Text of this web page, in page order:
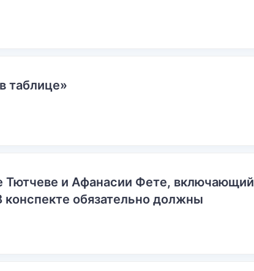
таблице»
Тютчеве и Афанасии Фете, включающий
обязательно должны